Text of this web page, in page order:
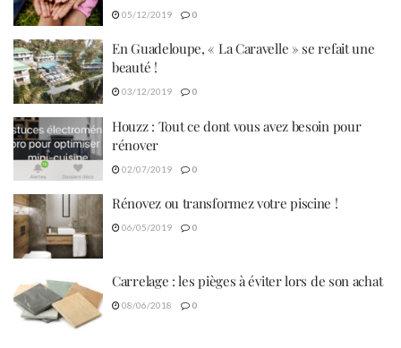
05/12/2019 0
En Guadeloupe, « La Caravelle » se refait une
beauté !
03/12/2019 0
Houzz : Tout ce dont vous avez besoin pour
rénover
02/07/2019 0
Rénovez ou transformez votre piscine !
06/05/2019 0
Carrelage : les pièges à éviter lors de son achat
08/06/2018 0